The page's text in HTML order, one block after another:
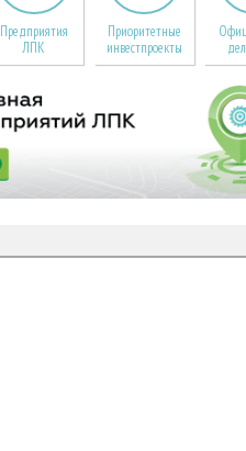
Предприятия
ЛПК
Приоритетные
инвестпроекты